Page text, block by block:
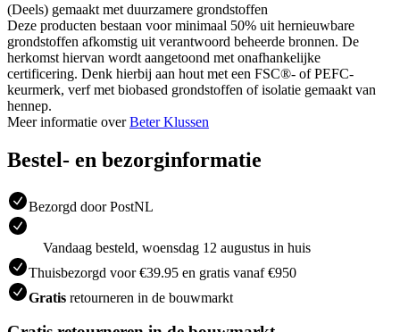
(Deels) gemaakt met duurzamere grondstoffen
Deze producten bestaan voor minimaal 50% uit hernieuwbare
grondstoffen afkomstig uit verantwoord beheerde bronnen. De
herkomst hiervan wordt aangetoond met onafhankelijke
certificering. Denk hierbij aan hout met een FSC®- of PEFC-
keurmerk, verf met biobased grondstoffen of isolatie gemaakt van
hennep.
Meer informatie overBeter Klussen
Bestel- en bezorginformatie
Bezorgd door PostNL
Vandaag besteld, woensdag 12 augustus in huis
Thuisbezorgd voor €39.95 en gratis vanaf €950
Gratis retourneren in de bouwmarkt